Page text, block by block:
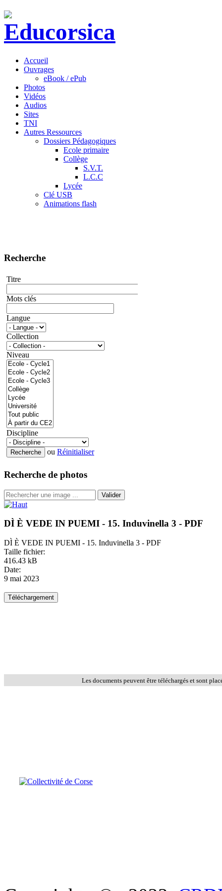
Accueil
Ouvrages
eBook / ePub
Photos
Vidéos
Audios
Sites
TNI
Autres Ressources
Dossiers Pédagogiques
Ecole primaire
Collège
S.V.T.
L.C.C
Lycée
Clé USB
Animations flash
Recherche
Titre
Mots clés
Langue
Collection
Niveau
Discipline
ou Réinitialiser
Recherche de photos
Valider
DÌ È VEDE IN PUEMI - 15. Induvinella 3 - PDF
DÌ È VEDE IN PUEMI - 15. Induvinella 3 - PDF
Taille fichier:
416.43 kB
Date:
9 mai 2023
Les documents peuvent être téléchargés et sont